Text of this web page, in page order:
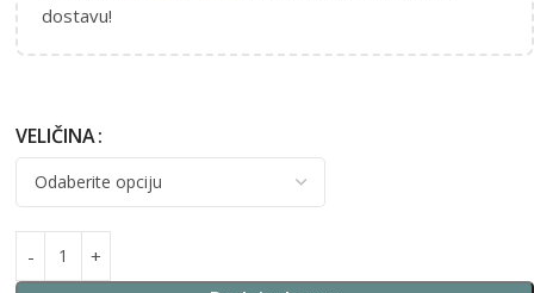
dostavu!
VELIČINA
Alternative: